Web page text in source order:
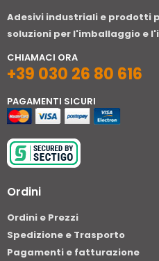
Adesivi industriali e prodotti
soluzioni per l'imballaggio e
CHIAMACI ORA
+39 030 26 80 616
PAGAMENTI SICURI
Ordini
Ordini e Prezzi
Spedizione e Trasporto
Pagamenti e fatturazione